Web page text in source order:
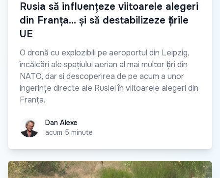
Rusia să influențeze viitoarele alegeri
din Franța… și să destabilizeze țările
UE
O dronă cu explozibili pe aeroportul din Leipzig,
încălcări ale spațiului aerian al mai multor țări din
NATO, dar si descoperirea de pe acum a unor
ingerințe directe ale Rusiei în viitoarele alegeri din
Franța.
Dan AlexeDan Alexe
acum 5 minute